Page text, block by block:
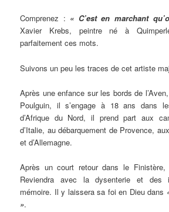
Comprenez : « C’est en marchant
Xavier Krebs, peintre né à
parfaitement ces mots.
Suivons un peu les traces de cet artiste
Après une enfance sur les bords de
Poulguin, il s’engage à 18 ans dans
d’Afrique du Nord, il prend part aux
d’Italie, au débarquement de Provence,
et d’Allemagne.
Après un court retour dans le
Reviendra avec la dysenterie et des
mémoire. Il y laissera sa foi en Dieu dans
».